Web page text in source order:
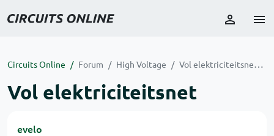
Circuits Online Forum High Voltage Vol elektriciteitsnet
Vol elektriciteitsnet
evelo